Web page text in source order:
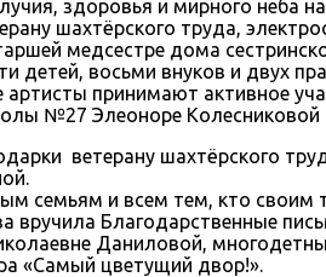
здоровья и мирного неба
шахтёрского труда,
медсестре дома
детей, восьми внуков и двух
принимают активное
№27 Элеоноре
ветерану шахтёрского
семьям и всем тем, кто
Благодарственные
Даниловой,
«Самый цветущий двор!».